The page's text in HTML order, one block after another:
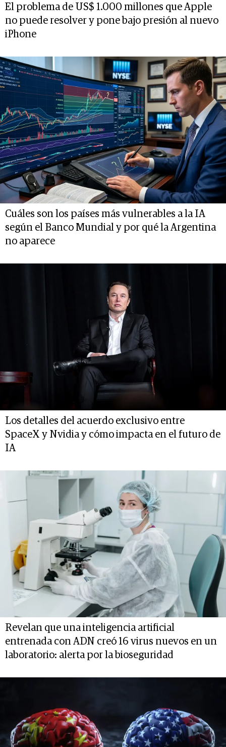
El problema de US$ 1.000 millones que Apple
no puede resolver y pone bajo presión al nuevo
iPhone
Cuáles son los países más vulnerables a la IA
según el Banco Mundial y por qué la Argentina
no aparece
Los detalles del acuerdo exclusivo entre
SpaceX y Nvidia y cómo impacta en el futuro de
IA
Revelan que una inteligencia artificial
entrenada con ADN creó 16 virus nuevos en un
laboratorio: alerta por la bioseguridad